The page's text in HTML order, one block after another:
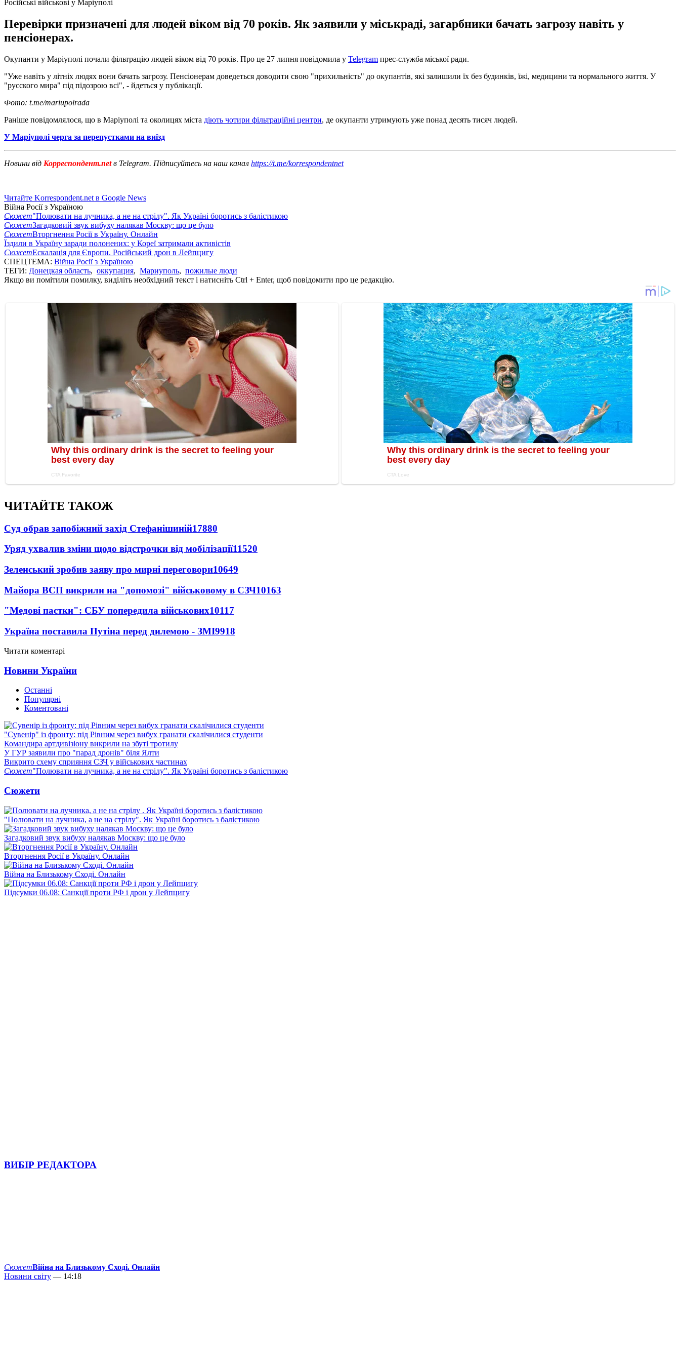
Російські військові у Маріуполі
Перевірки призначені для людей віком від 70 років. Як заявили у міськраді, загарбники бачать загрозу навіть у
пенсіонерах.
Окупанти у Маріуполі почали фільтрацію людей віком від 70 років. Про це 27 липня повідомила у Telegram прес-служба міської ради.
"Уже навіть у літніх людях вони бачать загрозу. Пенсіонерам доведеться доводити свою "прихильність" до окупантів, які залишили їх без будинків, їжі, медицини та нормального життя. У
"русского мира" під підозрою всі", - йдеться у публікації.
Фото: t.me/mariupolrada
Раніше повідомлялося, що в Маріуполі та околицях міста діють чотири фільтраційні центри, де окупанти утримують уже понад десять тисяч людей.
У Маріуполі черга за перепустками на виїзд
Новини від Корреспондент.netв Telegram. Підписуйтесь на наш канал https://t.me/korrespondentnet
Читайте Korrespondent.net в Google News
Війна Росії з Україною
Сюжет"Полювати на лучника, а не на стрілу". Як Україні боротись з балістикою
СюжетЗагадковий звук вибуху налякав Москву: що це було
СюжетВторгнення Росії в Україну. Онлайн
Їздили в Україну заради полонених: у Кореї затримали активістів
СюжетЕскалація для Європи. Російський дрон в Лейпцигу
СПЕЦТЕМА: Війна Росії з Україною
ТЕГИ: Донецкая область, оккупация, Мариуполь, пожилые люди
Якщо ви помітили помилку, виділіть необхідний текст і натисніть Ctrl + Enter, щоб повідомити про це редакцію.
ЧИТАЙТЕ ТАКОЖ
Суд обрав запобіжний захід Стефанішиній17880
Уряд ухвалив зміни щодо відстрочки від мобілізації11520
Зеленський зробив заяву про мирні переговори10649
Майора ВСП викрили на "допомозі" військовому в СЗЧ10163
"Медові пастки": СБУ попередила військових10117
Україна поставила Путіна перед дилемою - ЗМІ9918
Читати коментарі
Новини України
Останні
Популярні
Коментовані
"Сувенір" із фронту: під Рівним через вибух гранати скалічилися студенти
Командира артдивізіону викрили на збуті тротилу
У ГУР заявили про "парад дронів" біля Ялти
Викрито схему сприяння СЗЧ у військових частинах
Сюжет"Полювати на лучника, а не на стрілу". Як Україні боротись з балістикою
Сюжети
"Полювати на лучника, а не на стрілу". Як Україні боротись з балістикою
Загадковий звук вибуху налякав Москву: що це було
Вторгнення Росії в Україну. Онлайн
Війна на Близькому Сході. Онлайн
Підсумки 06.08: Санкції проти РФ і дрон у Лейпцигу
ВИБІР РЕДАКТОРА
СюжетВійна на Близькому Сході. Онлайн
Новини світу — 14:18